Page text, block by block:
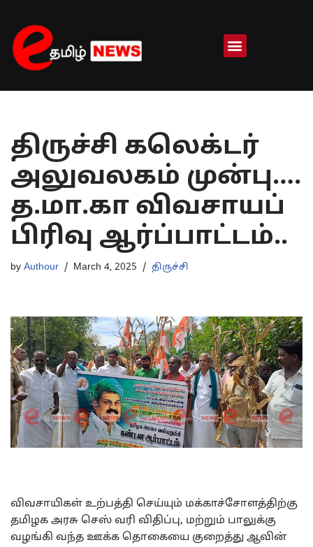
Skip
to
content
திருச்சி கலெக்டர்
அலுவலகம் முன்பு….
த.மா.கா விவசாயப்
பிரிவு ஆர்ப்பாட்டம்..
by Authour March 4, 2025 திருச்சி
விவசாயிகள் உற்பத்தி செய்யும் மக்காச்சோளத்திற்கு
தமிழக அரசு செஸ் வரி விதிப்பு, மற்றும் பாலுக்கு
வழங்கி வந்த ஊக்க தொகையை குறைத்து ஆவின்